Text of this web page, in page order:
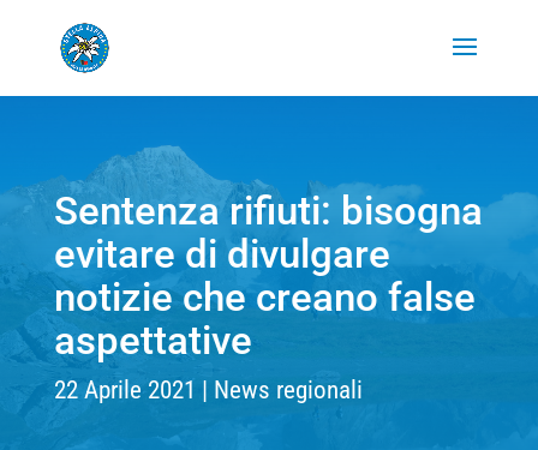
Sentenza rifiuti: bisogna
evitare di divulgare
notizie che creano false
aspettative
22 Aprile 2021 News regionali